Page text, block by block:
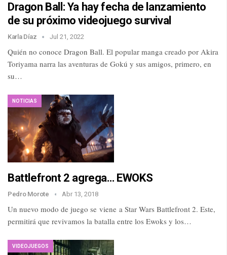
Dragon Ball: Ya hay fecha de lanzamiento
de su próximo videojuego survival
Karla Díaz Jul 21, 2022
Quién no conoce Dragon Ball. El popular manga creado por Akira
Toriyama narra las aventuras de Gokú y sus amigos, primero, en
su…
NOTICIAS
Battlefront 2 agrega… EWOKS
Pedro Morote Abr 13, 2018
Un nuevo modo de juego se viene a Star Wars Battlefront 2. Este,
permitirá que revivamos la batalla entre los Ewoks y los…
VIDEOJUEGOS